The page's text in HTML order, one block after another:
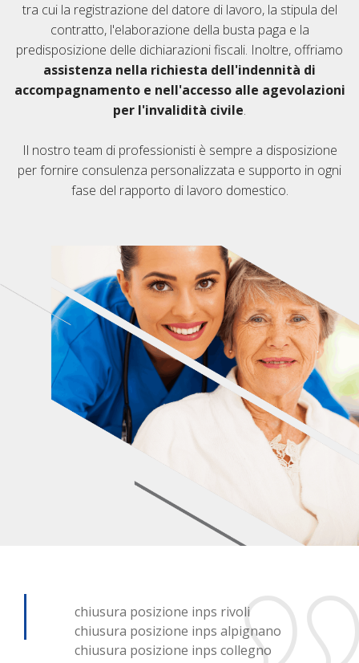
tra cui la registrazione del datore di lavoro, la stipula del
contratto, l'elaborazione della busta paga e la
predisposizione delle dichiarazioni fiscali. Inoltre, offriamo
assistenza nella richiesta dell'indennità di
accompagnamento e nell'accesso alle agevolazioni
per l'invalidità civile.
Il nostro team di professionisti è sempre a disposizione
per fornire consulenza personalizzata e supporto in ogni
fase del rapporto di lavoro domestico.
chiusura posizione inps rivoli
chiusura posizione inps alpignano
chiusura posizione inps collegno